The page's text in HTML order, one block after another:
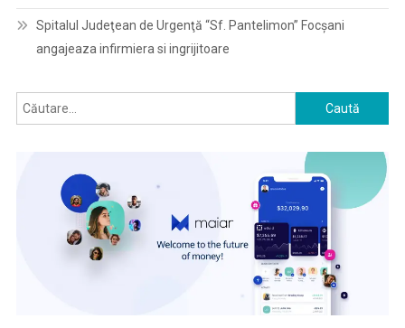
Spitalul Judeţean de Urgenţă “Sf. Pantelimon” Focşani
angajeaza infirmiera si ingrijitoare
Caută
după: